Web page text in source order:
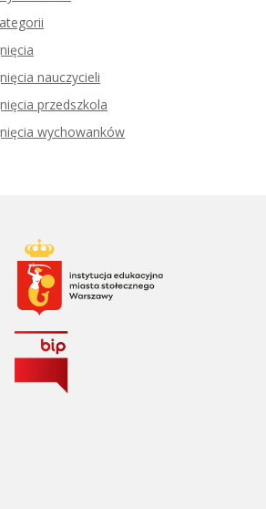
nauczycieli
przedszkola
wychowanków